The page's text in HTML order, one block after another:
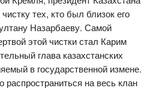
тех, кто был близок его
Назарбаеву. Самой
этой чистки стал Карим
глава казахстанских
в государственной измене.
на весь клан